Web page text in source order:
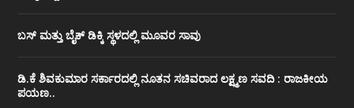
ಬಸ್ ಮತ್ತು ಬೈಕ್ ಡಿಕ್ಕಿ ಸ್ಥಳದಲ್ಲಿ ಮೂವರ ಸಾವು
ಡಿ.ಕೆ ಶಿವಕುಮಾರ ಸರ್ಕಾರದಲ್ಲಿ ನೂತನ ಸಚಿವರಾದ ಲಕ್ಷ್ಮಣ ಸವದಿ : ರಾಜಕೀಯ
ಪಯಣ..